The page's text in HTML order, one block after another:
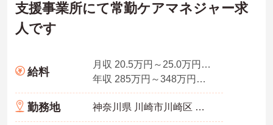
支援事業所にて常勤ケアマネジャー求
人です
給料
月収 20.5万円～25.0万円程度（諸手当込み）
年収 285万円～348万円程度（賞与2.0ヶ月分の場合）
勤務地 神奈川県 川崎市川崎区 日ノ出2丁目7-1